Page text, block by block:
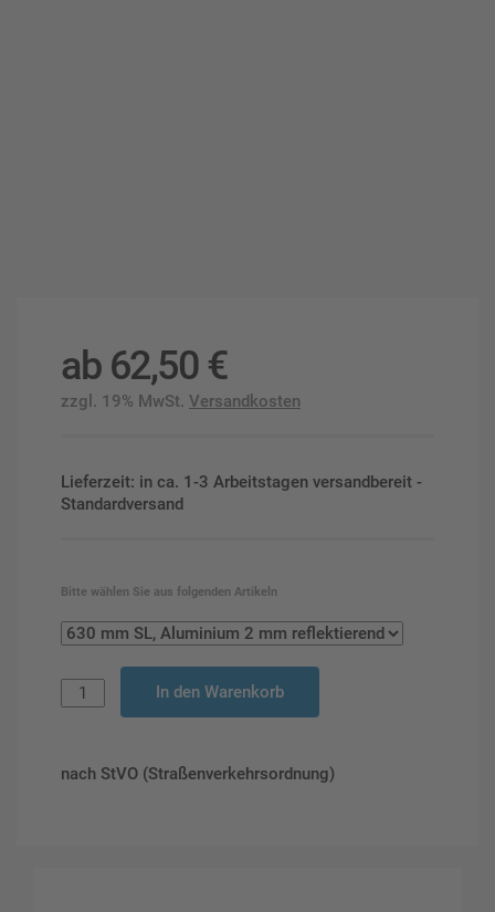
ab 62,50 €
zzgl. 19% MwSt. Versandkosten
Lieferzeit: in ca. 1-3 Arbeitstagen versandbereit -
Standardversand
Bitte wählen Sie aus folgenden Artikeln
In den Warenkorb
nach StVO (Straßenverkehrsordnung)